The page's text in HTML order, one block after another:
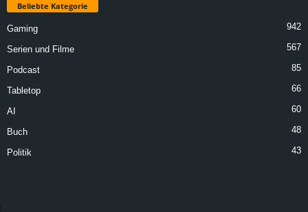
Beliebte Kategorie
Gaming 942
Serien und Filme 567
Podcast 85
Tabletop 66
AI 60
Buch 48
Politik 43